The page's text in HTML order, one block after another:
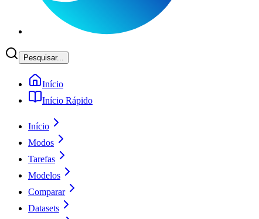
Pesquisar...
Início
Início Rápido
Início
Modos
Tarefas
Modelos
Comparar
Datasets